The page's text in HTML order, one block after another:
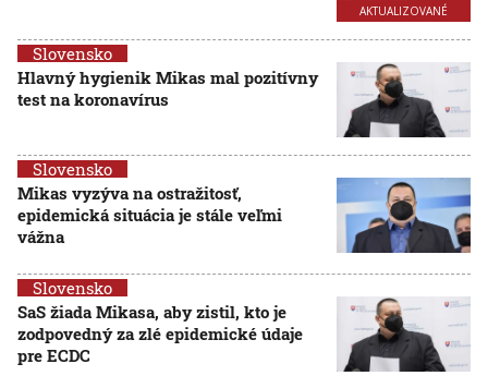
AKTUALIZOVANÉ
Slovensko
Hlavný hygienik Mikas mal pozitívny
test na koronavírus
Slovensko
Mikas vyzýva na ostražitosť,
epidemická situácia je stále veľmi
vážna
Slovensko
SaS žiada Mikasa, aby zistil, kto je
zodpovedný za zlé epidemické údaje
pre ECDC